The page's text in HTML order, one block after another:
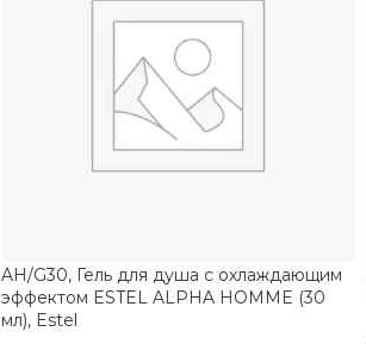
AH/G30, Гель для душа с охлаждающим
эффектом ESTEL ALPHA HOMME (30
мл), Estel